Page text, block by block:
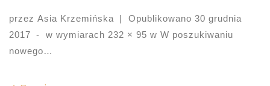
przez Asia Krzemińska | Opublikowano 30 grudnia
2017
- w wymiarach 232 × 95 w W poszukiwaniu
nowego…